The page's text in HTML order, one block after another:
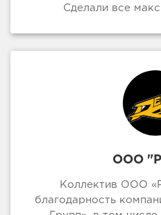
Сделали все
ООО
Коллектив ООО
благодарность